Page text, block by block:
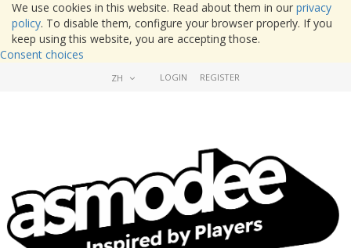
We use cookies in this website. Read about them in our privacy
policy. To disable them, configure your browser properly. If you
keep using this website, you are accepting those.
Consent choices
ZH LOGIN REGISTER